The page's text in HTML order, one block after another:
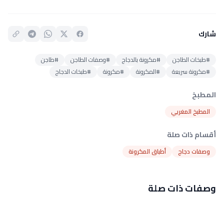
شارك
#طبخات الطاجن #مكرونة بالدجاج #وصفات الطاجن
#طاجن
#مكرونة سريعة
#المكرونة #مكرونة #طبخات الدجاج
المطبخ
المطبخ المغربي
أقسام ذات صلة
وصفات دجاج أطباق المكرونة
وصفات ذات صلة